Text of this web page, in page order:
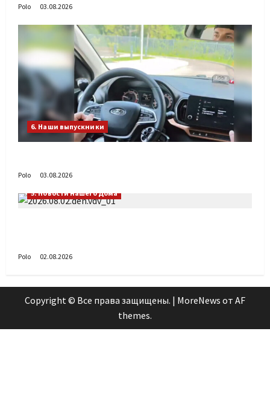
Polo 03.08.2026
6. Наши выпускники
Polo
03.08.2026
5. Новости нашего Дома
Polo 02.08.2026
Copyright © Все права защищены. | MoreNews от AF
themes.